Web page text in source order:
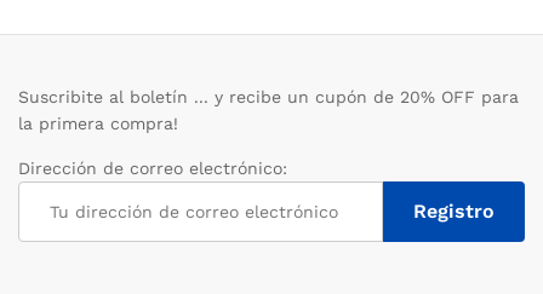
Suscribite al boletín ... y recibe un cupón de 20% OFF para
la primera compra!
Dirección de correo electrónico: